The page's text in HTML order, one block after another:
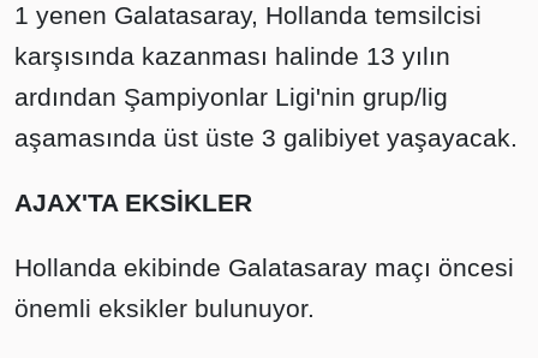
1 yenen Galatasaray, Hollanda temsilcisi
karşısında kazanması halinde 13 yılın
ardından Şampiyonlar Ligi'nin grup/lig
aşamasında üst üste 3 galibiyet yaşayacak.
AJAX'TA EKSİKLER
Hollanda ekibinde Galatasaray maçı öncesi
önemli eksikler bulunuyor.